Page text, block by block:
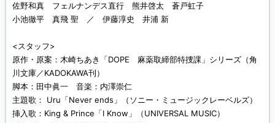
佐野和真 フェルナンデス直行 熊井啓太 蒼戸虹子
小池徹平 真飛 聖 ／ 伊藤淳史 井浦 新
<スタッフ>
原作・原案：木崎ちあき「DOPE 麻薬取締部特捜課」シリーズ（角
川文庫／KADOKAWA刊）
脚本：田中眞一 音楽：内澤崇仁
主題歌： Uru「Never ends」（ソニー・ミュージックレーベルズ）
挿入歌：King & Prince「I Know」（UNIVERSAL MUSIC）